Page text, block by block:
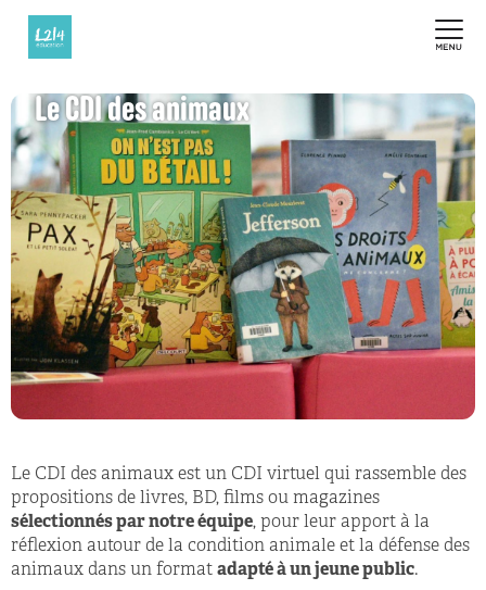
Le CDI des animaux
Le CDI des animaux est un CDI virtuel qui rassemble des
propositions de livres, BD, films ou magazines
sélectionnés par notre équipe, pour leur apport à la
réflexion autour de la condition animale et la défense des
animaux dans un format adapté à un jeune public.